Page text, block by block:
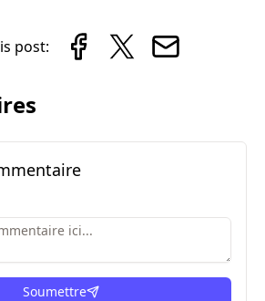
post:
Soumettre